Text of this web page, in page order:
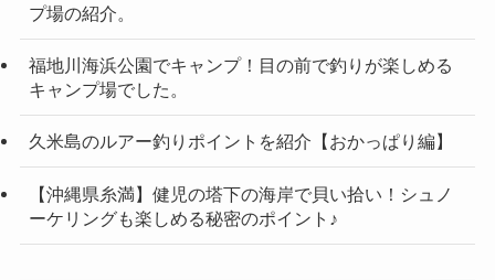
プ場の紹介。
福地川海浜公園でキャンプ！目の前で釣りが楽しめる
キャンプ場でした。
久米島のルアー釣りポイントを紹介【おかっぱり編】
【沖縄県糸満】健児の塔下の海岸で貝い拾い！シュノ
ーケリングも楽しめる秘密のポイント♪